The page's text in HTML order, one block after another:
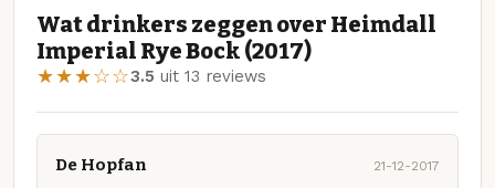
Wat drinkers zeggen over Heimdall
Imperial Rye Bock (2017)
★★★☆☆3.5 uit 13 reviews
De Hopfan 21-12-2017